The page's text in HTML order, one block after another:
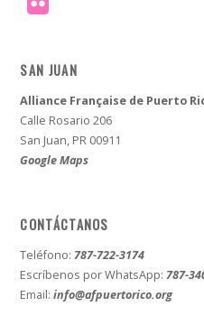
SAN JUAN
Alliance Française de Puerto
Calle Rosario 206
San Juan, PR 00911
Google Maps
CONTÁCTANOS
Teléfono:787-722-3174
Escríbenos por WhatsApp:787-
Email:info@afpuertorico.org